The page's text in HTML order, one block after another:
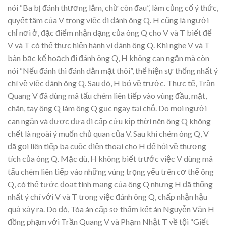
nói “Ba bị đánh thương lắm, chừ còn đau”, làm củng cố ý thức,
quyết tâm của V trong việc đi đánh ông Q. H cũng là người
chỉ nơi ở, đặc điểm nhận dạng của ông Q cho V và T biết để
V và T có thể thực hiện hành vi đánh ông Q. Khi nghe V và T
bàn bạc kế hoạch đi đánh ông Q, H không can ngăn mà còn
nói “Nếu đánh thì đánh dằn mặt thôi”, thể hiện sự thống nhất ý
chí về việc đánh ông Q. Sau đó, H bỏ về trước. Thực tế, Trần
Quang V đã dùng mã tấu chém liên tiếp vào vùng đầu, mặt,
chân, tay ông Q làm ông Q gục ngay tại chỗ. Do mọi người
can ngăn và được đưa đi cấp cứu kịp thời nên ông Q không
chết là ngoài ý muốn chủ quan của V. Sau khi chém ông Q, V
đã gọi liên tiếp ba cuộc điện thoại cho H để hỏi về thương
tích của ông Q. Mặc dù, H không biết trước việc V dùng mã
tấu chém liên tiếp vào những vùng trọng yếu trên cơ thể ông
Q, có thể tước đoạt tính mạng của ông Q nhưng H đã thống
nhất ý chí với V và T trong việc đánh ông Q, chấp nhận hậu
quả xảy ra. Do đó, Tòa án cấp sơ thẩm kết án Nguyễn Văn H
đồng phạm với Trần Quang V và Phạm Nhật T về tội “Giết